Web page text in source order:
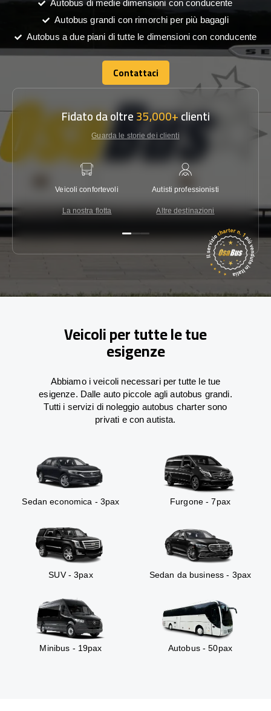
Autobus di medie dimensioni con conducente
Autobus grandi con rimorchi per più bagagli
Autobus a due piani di tutte le dimensioni con conducente
Contattaci
Contattaci
Fidato da oltre35,000+clienti
Guarda le storie dei clienti
Veicoli confortevoli
La nostra flotta
Autisti professionisti
Altre destinazioni
Veicoli per tutte le tue
esigenze
Abbiamo i veicoli necessari per tutte le tue
esigenze. Dalle auto piccole agli autobus grandi.
Tutti i servizi di noleggio autobus charter sono
privati e con autista.
Sedan economica - 3pax Furgone - 7pax
SUV - 3pax Sedan da business - 3pax
Minibus - 19pax Autobus - 50pax